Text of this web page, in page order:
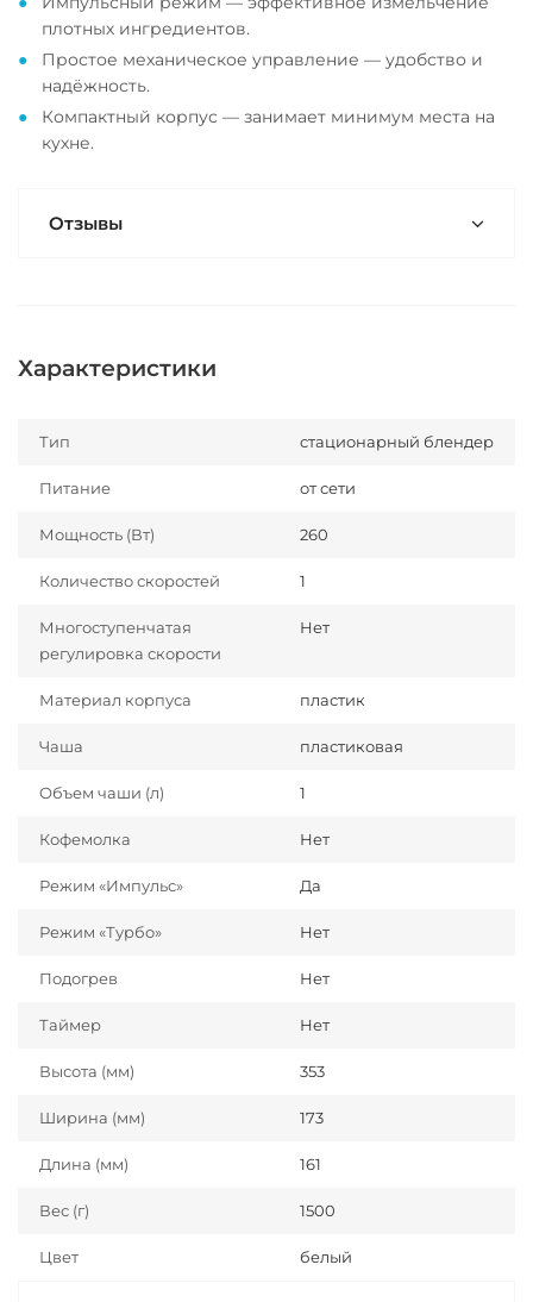
плотных ингредиентов.
Простое механическое управление — удобство и
надёжность.
Компактный корпус — занимает минимум места на
кухне.
Отзывы
Характеристики
Тип стационарный блендер
Питание от сети
Мощность (Вт) 260
Количество скоростей 1
Многоступенчатая
регулировка скорости
Нет
Материал корпуса пластик
Чаша пластиковая
Объем чаши (л) 1
Кофемолка Нет
Режим «Импульс» Да
Режим «Турбо» Нет
Подогрев Нет
Таймер Нет
Высота (мм) 353
Ширина (мм) 173
Длина (мм) 161
Вес (г) 1500
Цвет белый